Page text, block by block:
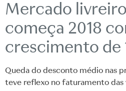
Mercado
começa 2018
crescimento de
Queda do desconto médio nas
teve reflexo no faturamento das